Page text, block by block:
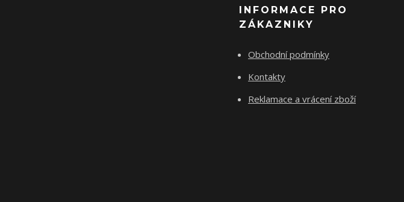
INFORMACE PRO
ZÁKAZNIKY
Obchodní podmínky
Kontakty
Reklamace a vrácení zboží